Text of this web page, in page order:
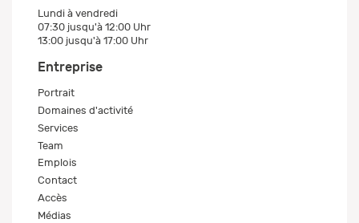
Lundi à vendredi
07:30 jusqu'à 12:00 Uhr
13:00 jusqu'à 17:00 Uhr
Entreprise
Portrait
Domaines d'activité
Services
Team
Emplois
Contact
Accès
Médias